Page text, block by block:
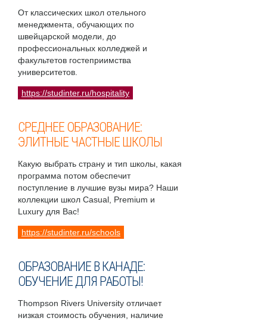
От классических школ отельного
менеджмента, обучающих по
швейцарской модели, до
профессиональных колледжей и
факультетов гостеприимства
университетов.
https://studinter.ru/hospitality
СРЕДНЕЕ ОБРАЗОВАНИЕ:
ЭЛИТНЫЕ ЧАСТНЫЕ ШКОЛЫ
Какую выбрать страну и тип школы, какая
программа потом обеспечит
поступление в лучшие вузы мира? Наши
коллекции школ Casual, Premium и
Luxury для Вас!
https://studinter.ru/schools
ОБРАЗОВАНИЕ В КАНАДЕ:
ОБУЧЕНИЕ ДЛЯ РАБОТЫ!
Thompson Rivers University отличает
низкая стоимость обучения, наличие